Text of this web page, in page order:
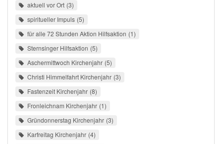
aktuell vor Ort 3
spiritueller Impuls 5
für alle 72 Stunden Aktion Hilfsaktion 1
Sternsinger Hilfsaktion 5
Aschermittwoch Kirchenjahr 5
Christi Himmelfahrt Kirchenjahr 3
Fastenzeit Kirchenjahr 8
Fronleichnam Kirchenjahr 1
Gründonnerstag Kirchenjahr 3
Karfreitag Kirchenjahr 4